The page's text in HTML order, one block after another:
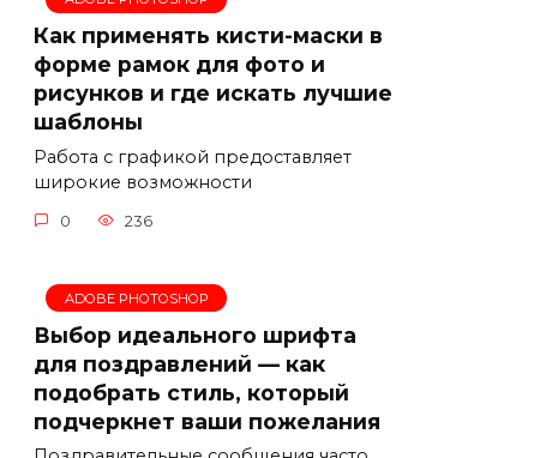
Как применять кисти-маски в
форме рамок для фото и
рисунков и где искать лучшие
шаблоны
Работа с графикой предоставляет
широкие возможности
0 236
ADOBE PHOTOSHOP
Выбор идеального шрифта
для поздравлений — как
подобрать стиль, который
подчеркнет ваши пожелания